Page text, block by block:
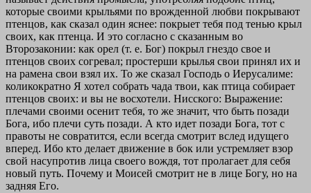
которые своими крыльями по врожденной любви покрывают
птенцов, как сказал один яснее: покрыет тебя под тенью крыл
своих, как птенца. И это согласно с сказанным во
Второзаконии: как орел (т. е. Бог) покрыл гнездо свое и
птенцов своих согревал; простерши крылья свои принял их и
на рамена свои взял их. То же сказал Господь о Иерусалиме:
коликократно Я хотел собрать чада твои, как птица собирает
птенцов своих: и вы не восхотели. Нисского: Выражение:
плечами своими осенит тебя, то же значит, что быть позади
Бога, ибо плечи суть позади. А кто идет позади Бога, тот с
правоты не совратится, если всегда смотрит вслед идущего
вперед. Ибо кто делает движение в бок или устремляет взор
свой насупротив лица своего вождя, тот пролагает для себя
новый путь. Почему и Моисей смотрит не в лице Богу, но на
задняя Его.